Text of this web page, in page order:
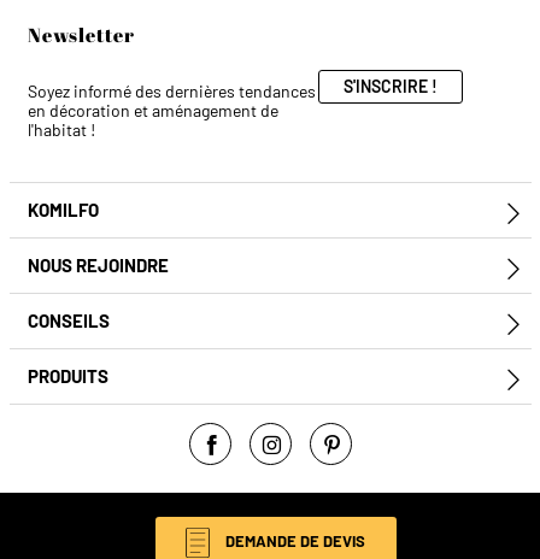
Newsletter
Soyez informé des dernières tendances
en décoration et aménagement de
l'habitat !
S'INSCRIRE !
KOMILFO
NOUS REJOINDRE
CONSEILS
PRODUITS
Facebook
Instagram
Pinterest
DEMANDE DE DEVIS